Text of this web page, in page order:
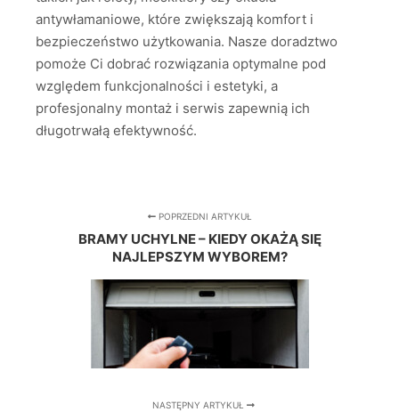
antywłamaniowe, które zwiększają komfort i
bezpieczeństwo użytkowania. Nasze doradztwo
pomoże Ci dobrać rozwiązania optymalne pod
względem funkcjonalności i estetyki, a
profesjonalny montaż i serwis zapewnią ich
długotrwałą efektywność.
POPRZEDNI ARTYKUŁ
BRAMY UCHYLNE – KIEDY OKAŻĄ SIĘ
NAJLEPSZYM WYBOREM?
NASTĘPNY ARTYKUŁ